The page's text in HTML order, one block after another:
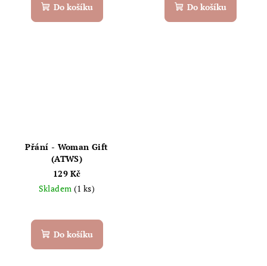
Do košíku Do košíku
Přání - Woman Gift
(ATWS)
129 Kč
Skladem (1 ks)
Do košíku